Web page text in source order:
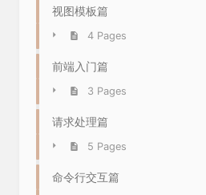
视图模板篇
4 Pages
前端入门篇
3 Pages
请求处理篇
5 Pages
命令行交互篇